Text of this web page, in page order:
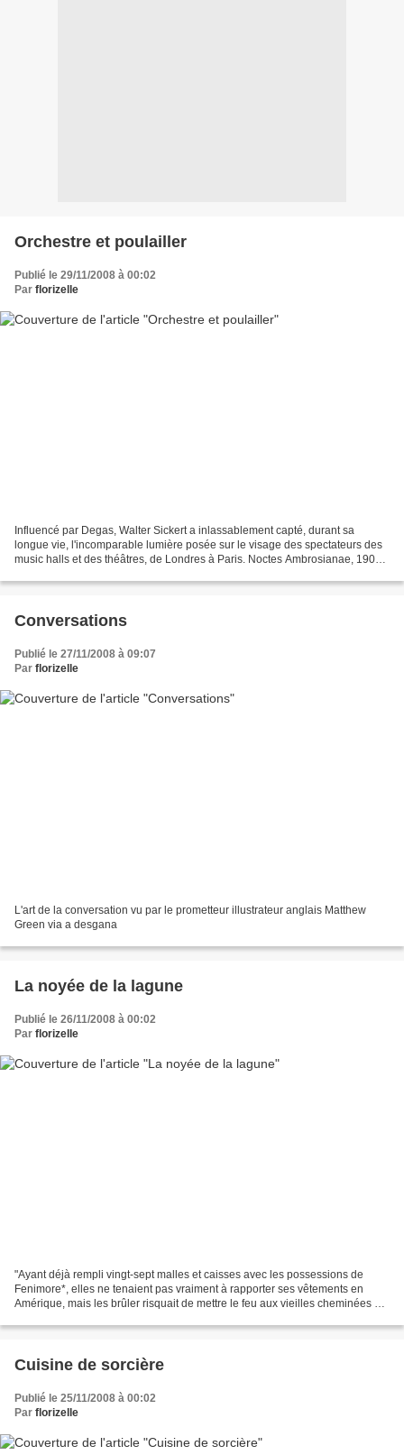
Orchestre et poulailler
Publié le 29/11/2008 à 00:02
Par florizelle
Influencé par Degas, Walter Sickert a inlassablement capté, durant sa
longue vie, l'incomparable lumière posée sur le visage des spectateurs des
music halls et des théâtres, de Londres à Paris. Noctes Ambrosianae, 1906,
Conversations
Publié le 27/11/2008 à 09:07
Par florizelle
L'art de la conversation vu par le prometteur illustrateur anglais Matthew
Green via a desgana
La noyée de la lagune
Publié le 26/11/2008 à 00:02
Par florizelle
"Ayant déjà rempli vingt-sept malles et caisses avec les possessions de
Fenimore*, elles ne tenaient pas vraiment à rapporter ses vêtements en
Amérique, mais les brûler risquait de mettre le feu aux vieilles cheminées de
Cuisine de sorcière
Publié le 25/11/2008 à 00:02
Par florizelle